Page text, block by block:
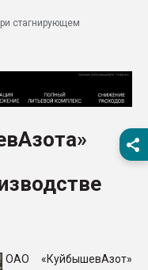
28.07.2026
первый план в
28.07.2026
ситуацией на
Всё, что касается
стагнирующем
ОАО «КуйбышевАзот»